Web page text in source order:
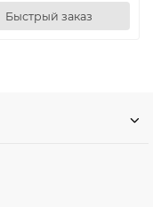
Быстрый заказ